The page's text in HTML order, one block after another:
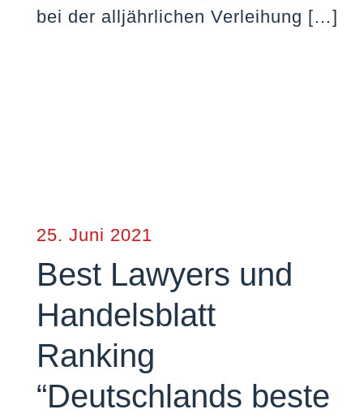
bei der alljährlichen Verleihung […]
25. Juni 2021
Best Lawyers und
Handelsblatt
Ranking
“Deutschlands beste